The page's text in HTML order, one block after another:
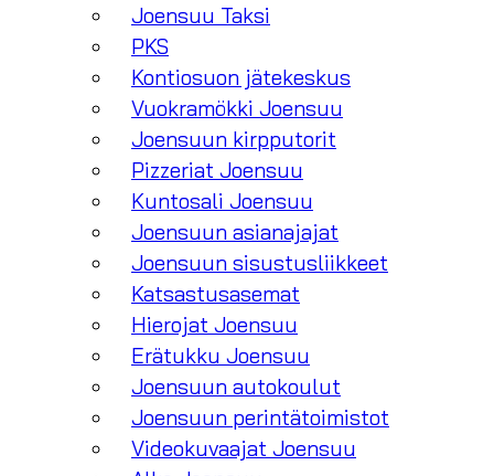
Joensuu Taksi
PKS
Kontiosuon jätekeskus
Vuokramökki Joensuu
Joensuun kirpputorit
Pizzeriat Joensuu
Kuntosali Joensuu
Joensuun asianajajat
Joensuun sisustusliikkeet
Katsastusasemat
Hierojat Joensuu
Erätukku Joensuu
Joensuun autokoulut
Joensuun perintätoimistot
Videokuvaajat Joensuu